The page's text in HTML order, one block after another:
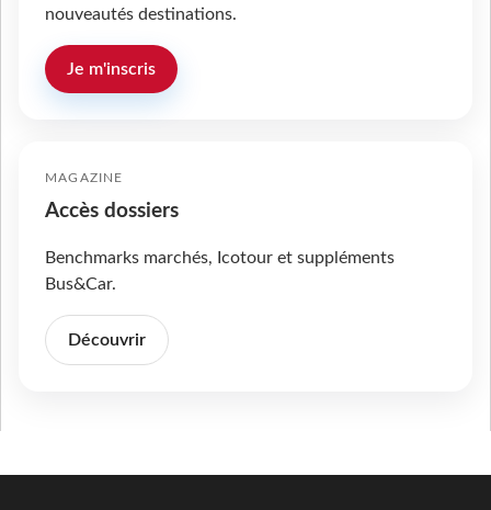
nouveautés destinations.
Je m'inscris
MAGAZINE
Accès dossiers
Benchmarks marchés, Icotour et suppléments
Bus&Car.
Découvrir